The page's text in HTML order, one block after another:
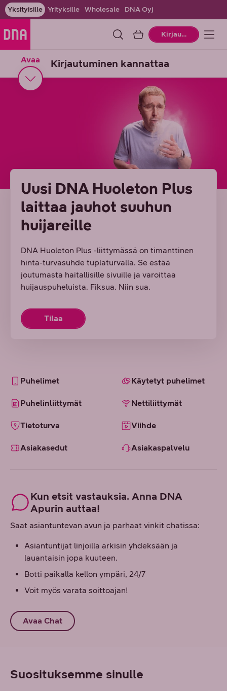
Yksityisille Yrityksille Wholesale DNA Oyj
OstoskoriKirjaudu
Avaa Kirjautuminen kannattaa
Uusi DNA Huoleton Plus
laittaa jauhot suuhun
huijareille
DNA Huoleton Plus -liittymässä on timanttinen
hinta-turvasuhde tuplaturvalla. Se estää
joutumasta haitallisille sivuille ja varoittaa
huijauspuheluista. Fiksua. Niin sua.
Tilaa
Puhelimet Käytetyt puhelimet
Puhelinliittymät Nettiliittymät
Tietoturva Viihde
Asiakasedut Asiakaspalvelu
Kun etsit vastauksia. Anna DNA
Apurin auttaa!
Saat asiantuntevan avun ja parhaat vinkit chatissa:
Asiantuntijat linjoilla arkisin yhdeksään ja
lauantaisin jopa kuuteen.
Botti paikalla kellon ympäri, 24/7
Voit myös varata soittoajan!
Avaa Chat
Suosituksemme sinulle